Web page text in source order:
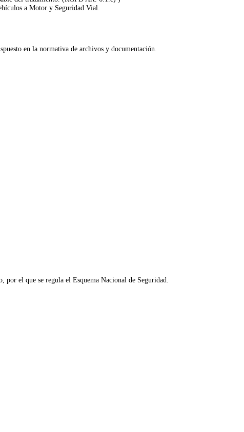
a Motor y Seguridad Vial.
en la normativa de archivos y documentación.
el que se regula el Esquema Nacional de Seguridad.